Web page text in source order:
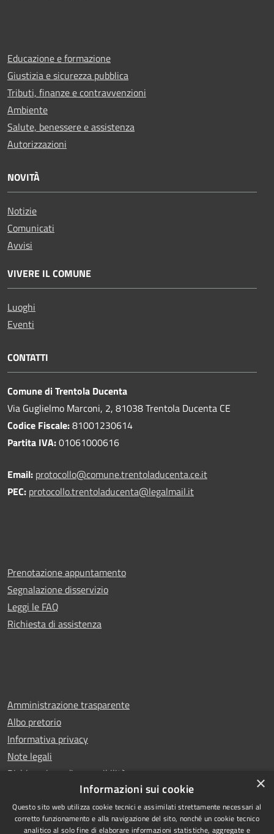
Educazione e formazione
Giustizia e sicurezza pubblica
Tributi, finanze e contravvenzioni
Ambiente
Salute, benessere e assistenza
Autorizzazioni
NOVITÀ
Notizie
Comunicati
Avvisi
VIVERE IL COMUNE
Luoghi
Eventi
CONTATTI
Comune di Trentola Ducenta
Via Guglielmo Marconi, 2, 81038 Trentola Ducenta CE
Codice Fiscale:81001230614
Partita IVA:01061000616
Email: protocollo@comune.trentoladucenta.ce.it
PEC: protocollo.trentoladucenta@legalmail.it
Prenotazione appuntamento
Segnalazione disservizio
Leggi le FAQ
Richiesta di assistenza
Amministrazione trasparente
Albo pretorio
Informativa privacy
Note legali
Dichiarazione di accessibilità
×
Informazioni sui cookie
Questo sito web utilizza cookie tecnici e assimilati strettamente necessari al
corretto funzionamento e alla navigazione del sito, nonché un cookie tecnico
analitico al solo fine di elaborare informazioni statistiche, aggregate e